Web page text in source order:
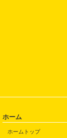
ホーム
ホームトップ